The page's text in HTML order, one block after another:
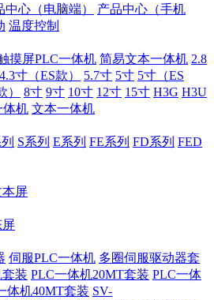
中心（电脑端）
产品中心（手机
温度控制
摸屏PLC一体机 简易文本一体机 2.8
4.3寸（ES款） 5.7寸 5寸 5寸（ES
） 8寸 9寸 10寸 12寸 15寸 H3G H3U
体机 文本一体机
S系列 E系列 FE系列 FD系列 FED
屏
屏
伺服PLC一体机 多圈伺服驱动器套
装 PLC一体机20MT套装 PLC一体
体机40MT套装 SV-